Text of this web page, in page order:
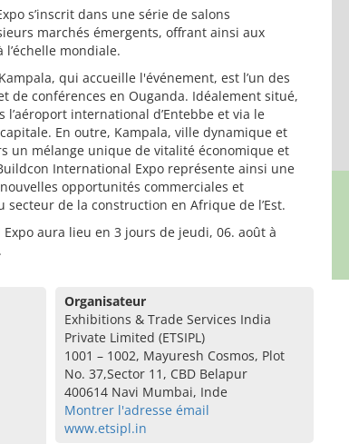
s’inscrit dans une série de salons
marchés émergents, offrant ainsi aux
mondiale.
qui accueille l'événement, est l’un des
de conférences en Ouganda. Idéalement situé,
international d’Entebbe et via le
En outre, Kampala, ville dynamique et
un mélange unique de vitalité économique et
International Expo représente ainsi une
opportunités commerciales et
secteur de la construction en Afrique de l’Est.
aura lieu en 3 jours de jeudi, 06. août à
Organisateur
Exhibitions & Trade Services India
Private Limited (ETSIPL)
1001 – 1002, Mayuresh Cosmos, Plot
No. 37,Sector 11, CBD Belapur
400614 Navi Mumbai, Inde
Montrer l'adresse émail
www.etsipl.in